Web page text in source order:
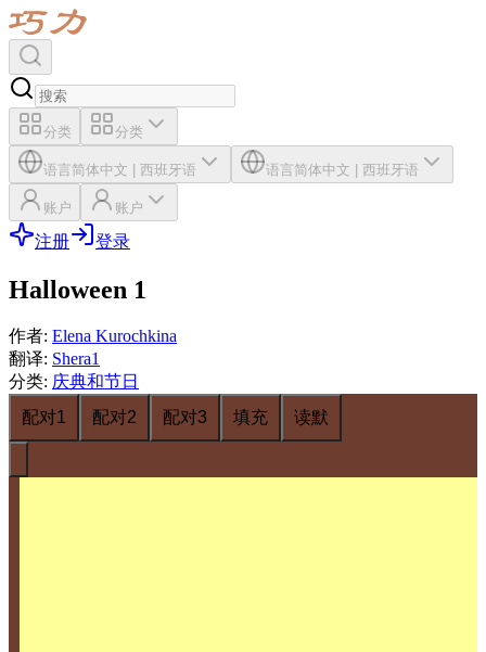
分类 分类
语言简体中文 | 西班牙语 语言简体中文 | 西班牙语
账户 账户
注册 登录
Halloween 1
作者: Elena Kurochkina
翻译: Shera1
分类: 庆典和节日
配对1
配对2 配对3 填充 读默